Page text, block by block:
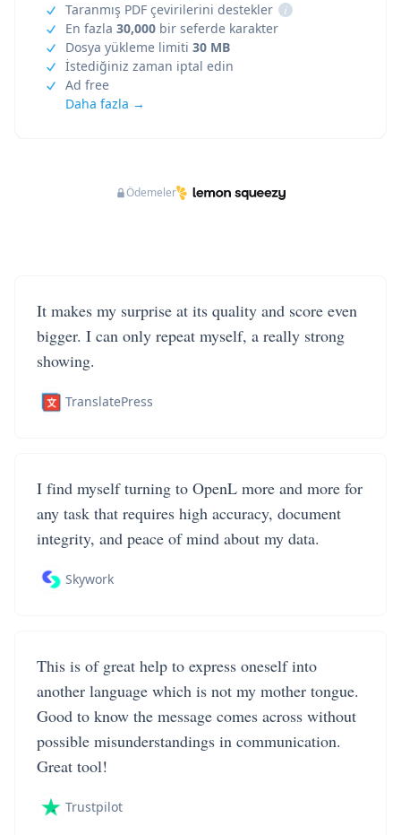
Taranmış PDF çevirilerini destekler
i
En fazla 30,000 bir seferde karakter
Dosya yükleme limiti 30 MB
İstediğiniz zaman iptal edin
Ad free
Daha fazla →
Ödemeler
It makes my surprise at its quality and score even
bigger. I can only repeat myself, a really strong
showing.
TranslatePress
I find myself turning to OpenL more and more for
any task that requires high accuracy, document
integrity, and peace of mind about my data.
Skywork
This is of great help to express oneself into
another language which is not my mother tongue.
Good to know the message comes across without
possible misunderstandings in communication.
Great tool!
Trustpilot